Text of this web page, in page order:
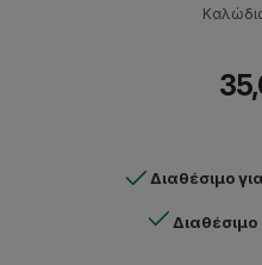
Διαθέσιμο